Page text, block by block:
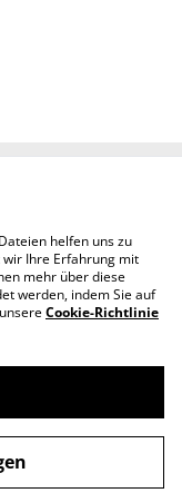
Richtlinie
by
helfen uns zu
Ihre Erfahrung mit
mehr über diese
werden, indem Sie auf
Cookie-Richtlinie